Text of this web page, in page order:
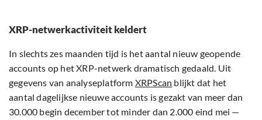
XRP-netwerkactiviteit keldert
In slechts zes maanden tijd is het aantal nieuw geopende
accounts op het XRP-netwerk dramatisch gedaald. Uit
gegevens van analyseplatform XRPScan blijkt dat het
aantal dagelijkse nieuwe accounts is gezakt van meer dan
30.000 begin december tot minder dan 2.000 eind mei —